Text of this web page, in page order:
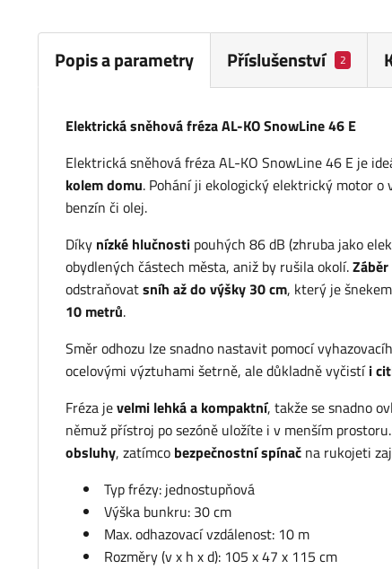
Popis a parametry Příslušenství 2
Elektrická sněhová fréza AL-KO SnowLine 46 E
Elektrická sněhová fréza AL-KO SnowLine 46 E je
kolem domu. Pohání ji ekologický elektrický motor o
benzín či olej.
Díky nízké hlučnosti pouhých 86 dB (zhruba jako
obydlených částech města, aniž by rušila okolí.
odstraňovatsníh až do výšky 30 cm, který je
10 metrů.
Směr odhozu lze snadno nastavit pomocí
ocelovými výztuhami šetrně, ale důkladně vyčistíi
Fréza jevelmi lehká a kompaktní, takže se snadno
němuž přístroj po sezóně uložíte i v menším
obsluhy, zatímco bezpečnostní spínač na rukojeti
Typ frézy: jednostupňová
Výška bunkru: 30 cm
Max. odhazovací vzdálenost: 10 m
Rozměry (v x h x d): 105 x 47 x 115 cm